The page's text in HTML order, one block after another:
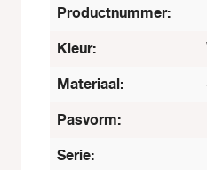
Productnummer:
Kleur:
Materiaal:
Pasvorm:
Serie: